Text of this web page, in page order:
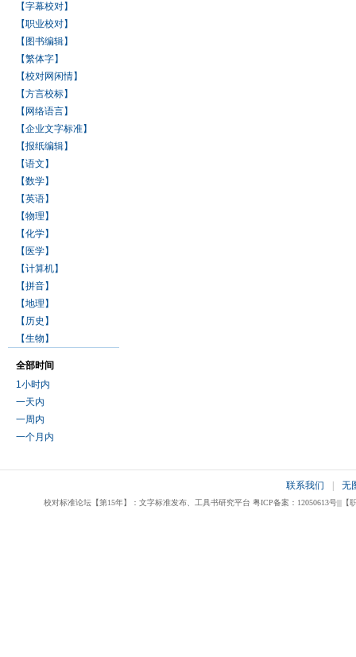
【字幕校对】
【职业校对】
【图书编辑】
【繁体字】
【校对网闲情】
【方言校标】
【网络语言】
【企业文字标准】
【报纸编辑】
【语文】
【数学】
【英语】
【物理】
【化学】
【医学】
【计算机】
【拼音】
【地理】
【历史】
【生物】
全部时间
1小时内
一天内
一周内
一个月内
联系我们 无
校对标准论坛【第15年】：文字标准发布、工具书研究平台 粤ICP备案：12050613号|||【